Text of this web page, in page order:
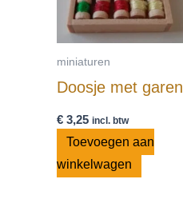
miniaturen
Doosje met garen
€ 3,25 incl. btw
Toevoegen aan
winkelwagen